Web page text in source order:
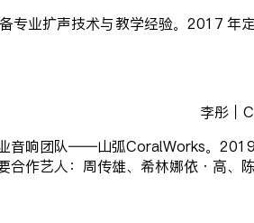
专业扩声技术与教学经验。2017
李彤｜
音响团队——山弧CoralWorks。
合作艺人：周传雄、希林娜依·高、